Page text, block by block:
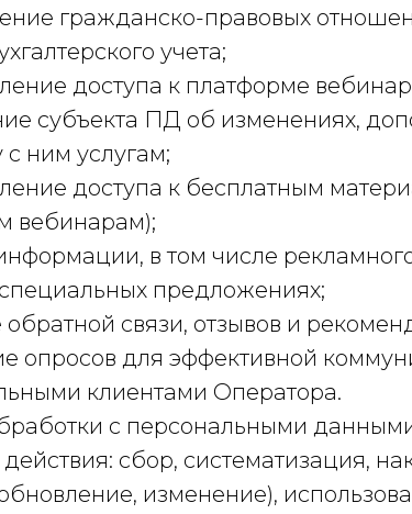
гражданско-правовых
учета;
доступа к платформе
субъекта ПД об изменениях,
с ним услугам;
доступа к бесплатным
вебинарам);
в том числе
предложениях;
связи, отзывов и
опросов для эффективной
клиентами Оператора.
с персональными
сбор, систематизация,
изменение),